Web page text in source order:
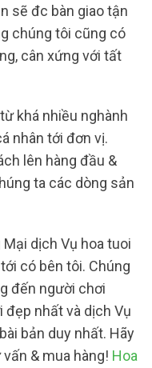
sẽ đc bàn giao tận
chúng tôi cũng có
cân xứng với tất
khá nhiều nghành
nhân tới đơn vị.
lên hàng đầu &
ta các dòng sản
dịch Vụ hoa tuoi
có bên tôi. Chúng
đến người chơi
nhất và dịch Vụ
bản duy nhất. Hãy
& mua hàng! Hoa